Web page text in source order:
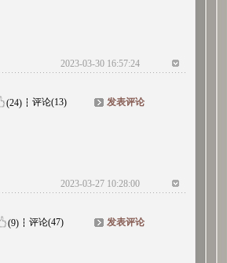
2023-03-30 16:57:24
(24) 评论(13) 发表评论
2023-03-27 10:28:00
(9) 评论(47) 发表评论